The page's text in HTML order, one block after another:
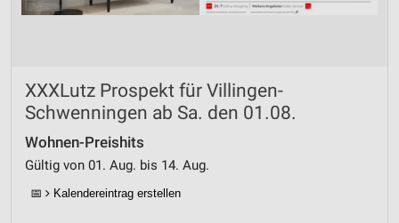
XXXLutz Prospekt für Villingen-
Schwenningen ab Sa. den 01.08.
Wohnen-Preishits
Gültig von 01. Aug. bis 14. Aug.
📅 Kalendereintrag erstellen